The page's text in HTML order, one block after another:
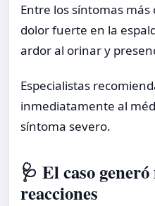
Entre los síntomas
dolor fuerte en la
ardor al orinar y
Especialistas
inmediatamente al
síntoma severo.
🩺 El caso
reacciones